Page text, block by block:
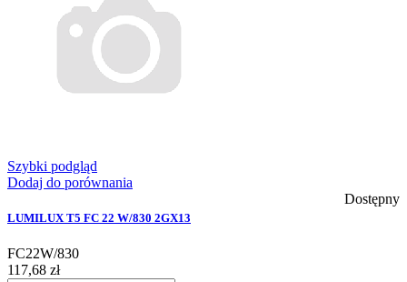
Szybki podgląd
Dodaj do porównania
Dostępny
LUMILUX T5 FC 22 W/830 2GX13
FC22W/830
117,68 zł